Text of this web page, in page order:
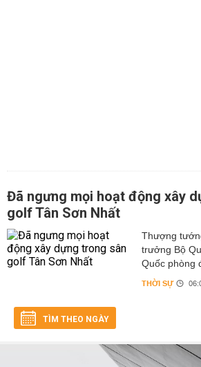
Đã ngưng mọi hoạt động xây
golf Tân Sơn Nhất
Thượng
trưởng Bộ
Quốc phòng
THỜI SỰ
TÌM THEO NGÀY